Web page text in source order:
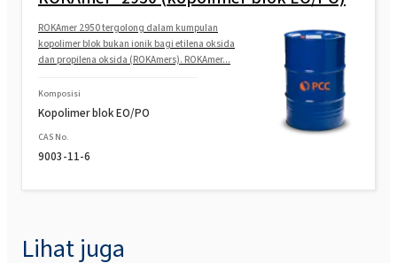
ROKAmer 2950 tergolong dalam kumpulan
kopolimer blok bukan ionik bagi etilena oksida
dan propilena oksida (ROKAmers). ROKAmer...
Komposisi
Kopolimer blok EO/PO
CAS No.
9003-11-6
Lihat juga